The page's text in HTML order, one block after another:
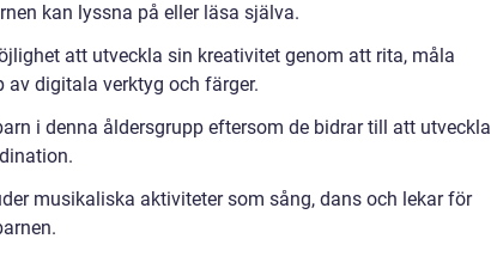
kan lyssna på eller läsa själva.
att utveckla sin kreativitet genom att rita, måla
av digitala verktyg och färger.
i denna åldersgrupp eftersom de bidrar till att utveckla
musikaliska aktiviteter som sång, dans och lekar för